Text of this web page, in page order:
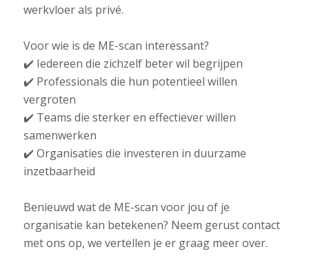
werkvloer als privé.
Voor wie is de ME-scan interessant?
✔️ Iedereen die zichzelf beter wil begrijpen
✔️ Professionals die hun potentieel willen
vergroten
✔️ Teams die sterker en effectiever willen
samenwerken
✔️ Organisaties die investeren in duurzame
inzetbaarheid
Benieuwd wat de ME-scan voor jou of je
organisatie kan betekenen? Neem gerust contact
met ons op, we vertellen je er graag meer over.